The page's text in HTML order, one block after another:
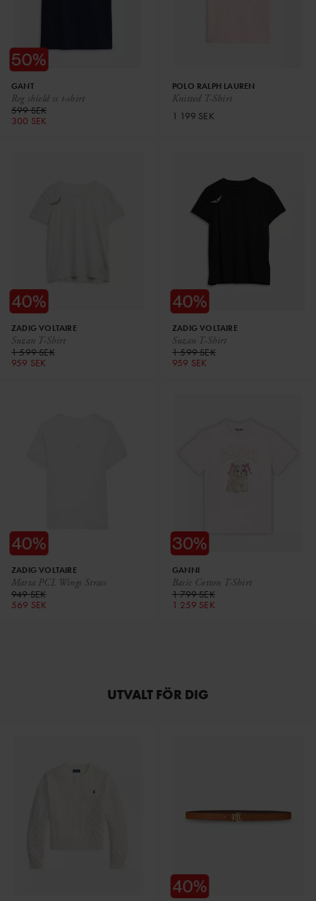
Reg shield ss t-shirt
GANT
599 SEK
300 SEK
Knitted T-Shirt
POLO RALPH LAUREN
1 199 SEK
Suzan T-Shirt
ZADIG VOLTAIRE
1 599 SEK
959 SEK
Suzan T-Shirt
ZADIG VOLTAIRE
1 599 SEK
959 SEK
Marta PCL Wings Strass
ZADIG VOLTAIRE
949 SEK
569 SEK
Basic Cotton T-Shirt
GANNI
1 799 SEK
1 259 SEK
UTVALT FÖR DIG